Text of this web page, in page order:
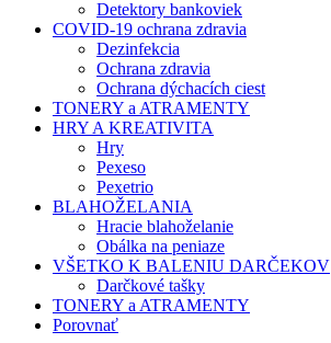
Detektory bankoviek
COVID-19 ochrana zdravia
Dezinfekcia
Ochrana zdravia
Ochrana dýchacích ciest
TONERY a ATRAMENTY
HRY A KREATIVITA
Hry
Pexeso
Pexetrio
BLAHOŽELANIA
Hracie blahoželanie
Obálka na peniaze
VŠETKO K BALENIU DARČEKOV
Darčkové tašky
TONERY a ATRAMENTY
Porovnať